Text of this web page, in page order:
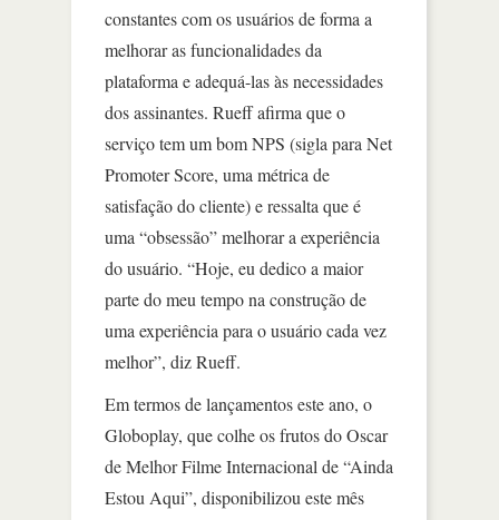
constantes com os usuários de forma a
melhorar as funcionalidades da
plataforma e adequá-las às necessidades
dos assinantes. Rueff afirma que o
serviço tem um bom NPS (sigla para Net
Promoter Score, uma métrica de
satisfação do cliente) e ressalta que é
uma “obsessão” melhorar a experiência
do usuário. “Hoje, eu dedico a maior
parte do meu tempo na construção de
uma experiência para o usuário cada vez
melhor”, diz Rueff.
Em termos de lançamentos este ano, o
Globoplay, que colhe os frutos do Oscar
de Melhor Filme Internacional de “Ainda
Estou Aqui”, disponibilizou este mês